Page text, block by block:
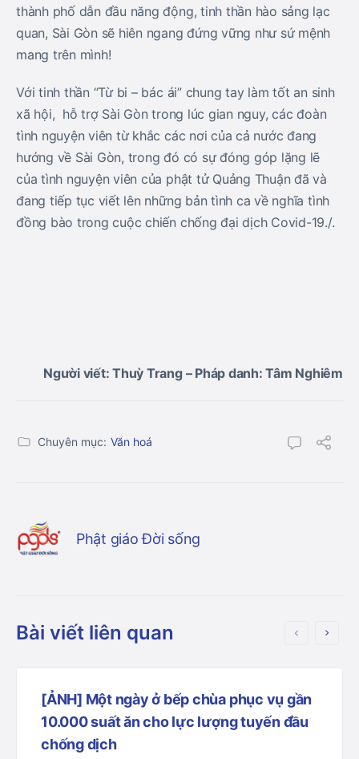
thành phố dẫn đầu năng động, tinh thần hào sảng lạc
quan, Sài Gòn sẽ hiên ngang đứng vững như sứ mệnh
mang trên mình!
Với tinh thần “Từ bi – bác ái” chung tay làm tốt an sinh
xã hội, hỗ trợ Sài Gòn trong lúc gian nguy, các đoàn
tình nguyện viên từ khắc các nơi của cả nước đang
hướng về Sài Gòn, trong đó có sự đóng góp lặng lẽ
của tình nguyện viên của phật tử Quảng Thuận đã và
đang tiếp tục viết lên những bản tình ca về nghĩa tình
đồng bào trong cuộc chiến chống đại dịch Covid-19./.
Người viết: Thuỳ Trang – Pháp danh: Tâm Nghiêm
Chuyên mục: Văn hoá
Phật giáo Đời sống
Bài viết liên quan
[ẢNH] Một ngày ở bếp chùa phục vụ gần
10.000 suất ăn cho lực lượng tuyến đầu
chống dịch